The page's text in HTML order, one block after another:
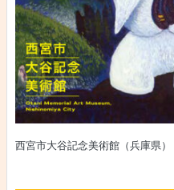
西宮市大谷記念美術館（兵庫県）